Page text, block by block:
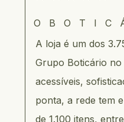
A loja é um dos
Grupo Boticário
acessíveis,
ponta, a rede tem
de 1.100 itens,